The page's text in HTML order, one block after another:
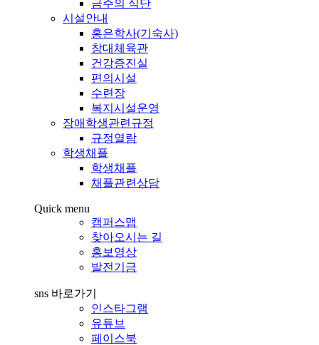
금주의 식단
시설안내
홍은학사(기숙사)
창대체육관
건강증진실
편의시설
수련장
복지시설운영
장애학생관련규정
규정열람
학생채플
학생채플
채플관련상담
Quick menu
캠퍼스맵
찾아오시는 길
홍보영상
발전기금
sns 바로가기
인스타그램
유튜브
페이스북